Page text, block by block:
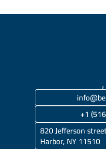
820 Jefferson
Harbor, NY 11510